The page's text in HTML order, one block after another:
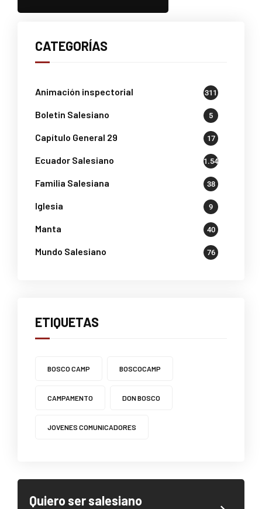
CATEGORÍAS
Animación inspectorial 311
Boletin Salesiano 5
Capítulo General 29 17
Ecuador Salesiano 1.541
Familia Salesiana 38
Iglesia 9
Manta 40
Mundo Salesiano 76
ETIQUETAS
BOSCO CAMP BOSCOCAMP
CAMPAMENTO DON BOSCO
JOVENES COMUNICADORES
Quiero ser salesiano